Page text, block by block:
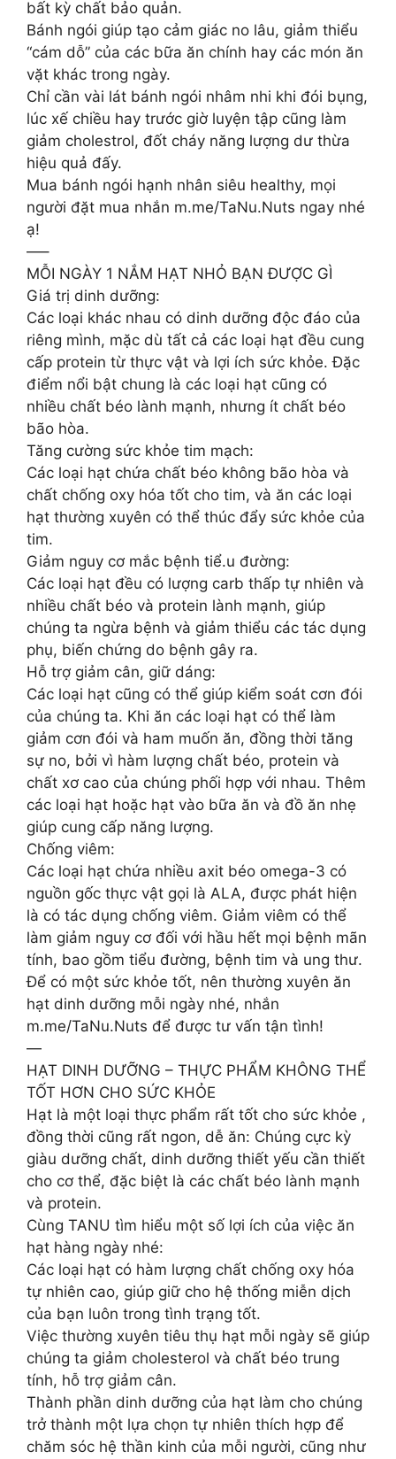
bất kỳ chất bảo quản.
Bánh ngói giúp tạo cảm giác no lâu, giảm thiểu
“cám dỗ” của các bữa ăn chính hay các món ăn
vặt khác trong ngày.
Chỉ cần vài lát bánh ngói nhâm nhi khi đói bụng,
lúc xế chiều hay trước giờ luyện tập cũng làm
giảm cholestrol, đốt cháy năng lượng dư thừa
hiệu quả đấy.
Mua bánh ngói hạnh nhân siêu healthy, mọi
người đặt mua nhắn m.me/TaNu.Nuts ngay nhé
ạ!
—–
MỖI NGÀY 1 NẮM HẠT NHỎ BẠN ĐƯỢC GÌ
Giá trị dinh dưỡng:
Các loại khác nhau có dinh dưỡng độc đáo của
riêng mình, mặc dù tất cả các loại hạt đều cung
cấp protein từ thực vật và lợi ích sức khỏe. Đặc
điểm nổi bật chung là các loại hạt cũng có
nhiều chất béo lành mạnh, nhưng ít chất béo
bão hòa.
Tăng cường sức khỏe tim mạch:
Các loại hạt chứa chất béo không bão hòa và
chất chống oxy hóa tốt cho tim, và ăn các loại
hạt thường xuyên có thể thúc đẩy sức khỏe của
tim.
Giảm nguy cơ mắc bệnh tiể.u đường:
Các loại hạt đều có lượng carb thấp tự nhiên và
nhiều chất béo và protein lành mạnh, giúp
chúng ta ngừa bệnh và giảm thiểu các tác dụng
phụ, biến chứng do bệnh gây ra.
Hỗ trợ giảm cân, giữ dáng:
Các loại hạt cũng có thể giúp kiểm soát cơn đói
của chúng ta. Khi ăn các loại hạt có thể làm
giảm cơn đói và ham muốn ăn, đồng thời tăng
sự no, bởi vì hàm lượng chất béo, protein và
chất xơ cao của chúng phối hợp với nhau. Thêm
các loại hạt hoặc hạt vào bữa ăn và đồ ăn nhẹ
giúp cung cấp năng lượng.
Chống viêm:
Các loại hạt chứa nhiều axit béo omega-3 có
nguồn gốc thực vật gọi là ALA, được phát hiện
là có tác dụng chống viêm. Giảm viêm có thể
làm giảm nguy cơ đối với hầu hết mọi bệnh mãn
tính, bao gồm tiểu đường, bệnh tim và ung thư.
Để có một sức khỏe tốt, nên thường xuyên ăn
hạt dinh dưỡng mỗi ngày nhé, nhắn
m.me/TaNu.Nuts để được tư vấn tận tình!
—
HẠT DINH DƯỠNG – THỰC PHẨM KHÔNG THỂ
TỐT HƠN CHO SỨC KHỎE
Hạt là một loại thực phẩm rất tốt cho sức khỏe ,
đồng thời cũng rất ngon, dễ ăn: Chúng cực kỳ
giàu dưỡng chất, dinh dưỡng thiết yếu cần thiết
cho cơ thể, đặc biệt là các chất béo lành mạnh
và protein.
Cùng TANU tìm hiểu một số lợi ích của việc ăn
hạt hàng ngày nhé:
Các loại hạt có hàm lượng chất chống oxy hóa
tự nhiên cao, giúp giữ cho hệ thống miễn dịch
của bạn luôn trong tình trạng tốt.
Việc thường xuyên tiêu thụ hạt mỗi ngày sẽ giúp
chúng ta giảm cholesterol và chất béo trung
tính, hỗ trợ giảm cân.
Thành phần dinh dưỡng của hạt làm cho chúng
trở thành một lựa chọn tự nhiên thích hợp để
chăm sóc hệ thần kinh của mỗi người, cũng như